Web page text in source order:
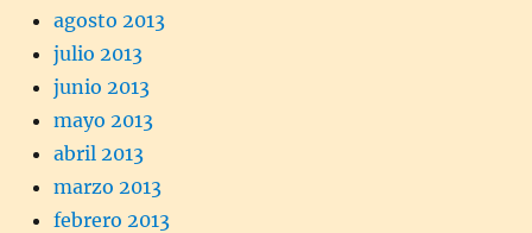
agosto 2013
julio 2013
junio 2013
mayo 2013
abril 2013
marzo 2013
febrero 2013